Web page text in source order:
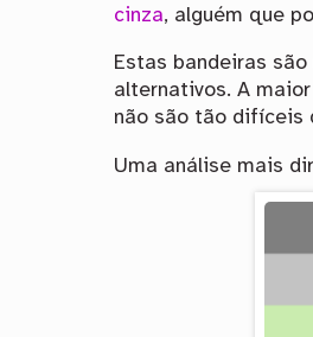
cinza, alguém que
Estas bandeiras
alternativos. A
não são tão difíceis
Uma análise mais